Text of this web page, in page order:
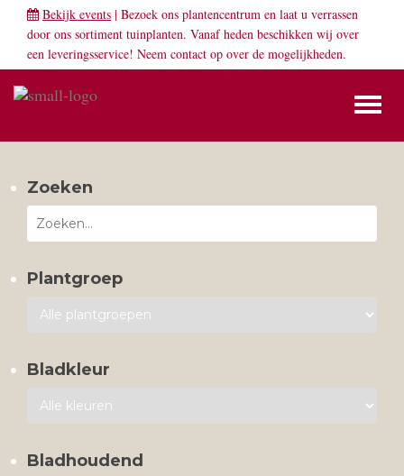
Bekijk events | Bezoek ons plantencentrum en laat u verrassen
door ons sortiment tuinplanten. Vanaf heden beschikken wij over
een leveringsservice! Neem contact op over de mogelijkheden.
Zoeken
Plantgroep
Bladkleur
Bladhoudend